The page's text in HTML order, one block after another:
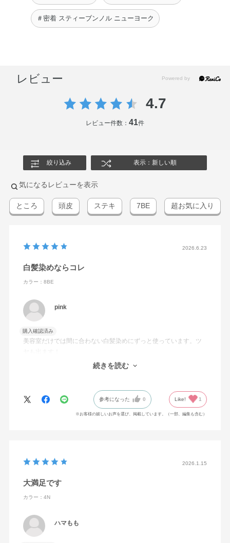
※；有効成分 無印；その他の成分
イン・ココアンホ酢酸Na・ヒアルロン酸Na・EDTA－
リン・コカミドMEA・ジステアリン酸グリコール・ベヘン
ベタイン・リンゴ酸・塩化Na・炭酸水素Na・フェノキシ
ＣＣアフターカラートリートメント
水・ジメチコン・セテアリルアルコール・グリセリン・ベ
ヘントリモニウムクロリド・アボカド油・トコフェロー
ル・加水分解ダイズタンパク・BG・BHT・（ビスイソブチ
ルPEG－14／アモジメチコン）コポリマー・アミノプロピ
アルトリモニウムクロリド・ポリアクリル酸ホスホリルコ
ル・リンゴ酸・ワセリン・フェノキシエタノール・メチル
パラベン・香料・橙205
＃密着 スティーブンノル ニューヨーク
レビュー
4.7
レビュー件数： 41件
絞り込み 表示：新しい順
気になるレビューを表示
ところ 頭皮 ステキ 7BE 超お気に入り
2026.6.23
白髪染めならコレ
カラー：8BE
pink
購入確認済み
美容室だけでは間に合わない白髪染めにずっと使っています。ツ
またこのシリーズのシャンプーやコンディショナーなども使用し
続きを読む
参考になった 0 Like! 1
※お客様の嬉しいお声を選び、掲載しています。（一部、編集も含む）
2026.1.15
大満足です
カラー：4N
ハマもも